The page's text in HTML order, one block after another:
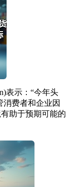
表示：“今年头
消费者和企业因
助于预期可能的